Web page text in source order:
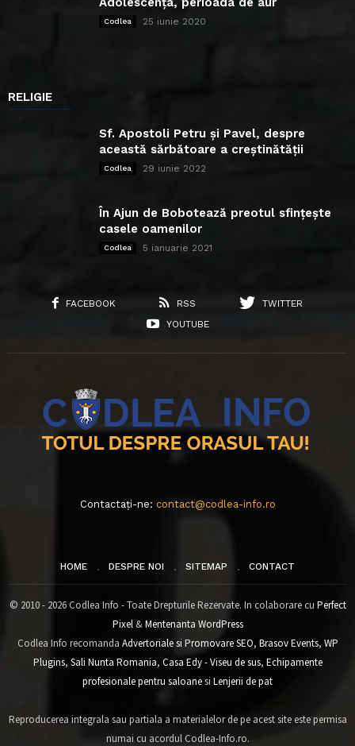
Codlea 25 iunie 2020
RELIGIE
Sf. Apostoli Petru și Pavel, despre
această sărbătoare a creștinătății
Codlea 29 iunie 2022
În Ajun de Bobotează preotul sfințește
casele oamenilor
Codlea 5 ianuarie 2021
FACEBOOK RSS
TWITTER
YOUTUBE
Contactați-ne: contact@codlea-info.ro
HOME DESPRE NOI SITEMAP CONTACT
© 2010 - 2026 Codlea Info - Toate Drepturile Rezervate. In colaborare cu Perfect
Pixel&Mentenanta WordPress
Codlea Info recomanda Advertoriale si Promovare SEO, Brasov Events, WP
Plugins, Sali Nunta Romania, Casa Edy - Viseu de sus, Echipamente
profesionale pentru saloanesi Lenjerii de pat
Reproducerea integrala sau partiala a materialelor de pe acest site este permisa
numai cu acordul Codlea-Info.ro.